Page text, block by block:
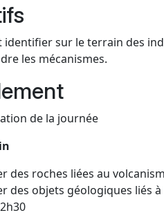
identifier sur le terrain des
les mécanismes.
de la journée
des roches liées au
des objets géologiques liés